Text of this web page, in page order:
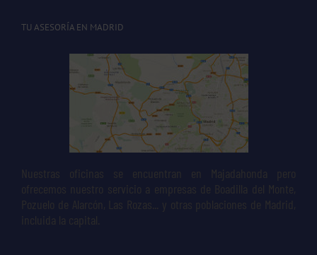
TU ASESORÍA EN MADRID
Nuestras oficinas se encuentran en Majadahonda pero
ofrecemos nuestro servicio a empresas de Boadilla del Monte,
Pozuelo de Alarcón, Las Rozas... y otras poblaciones de Madrid,
incluida la capital.